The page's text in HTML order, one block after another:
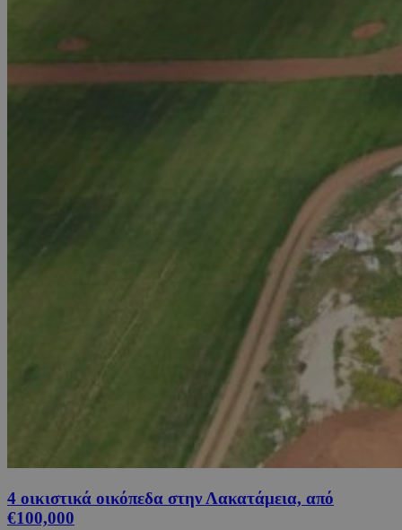
4 οικιστικά οικόπεδα στην Λακατάμεια, από
€100,000